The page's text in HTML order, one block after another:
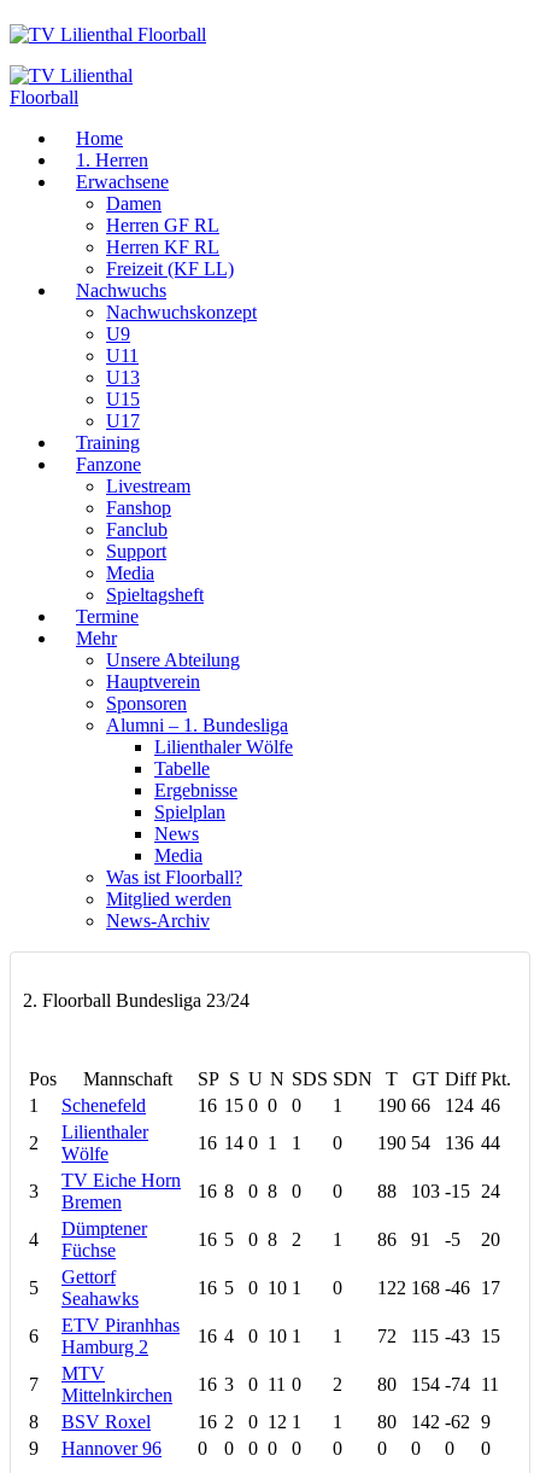
Home
1. Herren
Erwachsene
Damen
Herren GF RL
Herren KF RL
Freizeit (KF LL)
Nachwuchs
Nachwuchskonzept
U9
U11
U13
U15
U17
Training
Fanzone
Livestream
Fanshop
Fanclub
Support
Media
Spieltagsheft
Termine
Mehr
Unsere Abteilung
Hauptverein
Sponsoren
Alumni – 1. Bundesliga
Lilienthaler Wölfe
Tabelle
Ergebnisse
Spielplan
News
Media
Was ist Floorball?
Mitglied werden
News-Archiv
2. Floorball Bundesliga 23/24
Pos Mannschaft SP S U N SDS SDN T GT Diff Pkt.
1
Schenefeld 16 15 0 0 0 1 190 66 124 46
2
Lilienthaler
Wölfe
16 14 0 1 1 0 190 54 136 44
3
TV Eiche Horn
Bremen
16 8 0 8 0 0 88 103 -15 24
4
Dümptener
Füchse
16 5 0 8 2 1 86 91 -5 20
5
Gettorf
Seahawks
16 5 0 10 1 0 122 168 -46 17
6
ETV Piranhhas
Hamburg 2
16 4 0 10 1 1 72 115 -43 15
7
MTV
Mittelnkirchen
16 3 0 11 0 2 80 154 -74 11
8
BSV Roxel 16 2 0 12 1 1 80 142 -62 9
9
Hannover 96 0 0 0 0 0 0 0 0 0 0